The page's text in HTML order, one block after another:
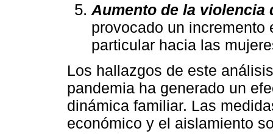
Aumento de la violencia
provocado un incremento
particular hacia las
Los hallazgos de este
pandemia ha generado un
dinámica familiar. Las
económico y el aislamiento